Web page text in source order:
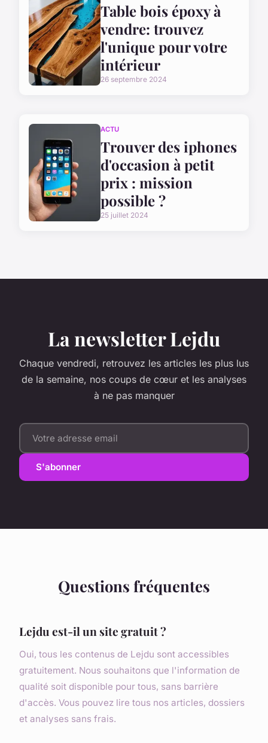
Table bois époxy à
vendre: trouvez
l'unique pour votre
intérieur
26 septembre 2024
ACTU
Trouver des iphones
d'occasion à petit
prix : mission
possible ?
25 juillet 2024
La newsletter Lejdu
Chaque vendredi, retrouvez les articles les plus lus
de la semaine, nos coups de cœur et les analyses
à ne pas manquer
S'abonner
Questions fréquentes
Lejdu est-il un site gratuit ?
Oui, tous les contenus de Lejdu sont accessibles
gratuitement. Nous souhaitons que l'information de
qualité soit disponible pour tous, sans barrière
d'accès. Vous pouvez lire tous nos articles, dossiers
et analyses sans frais.